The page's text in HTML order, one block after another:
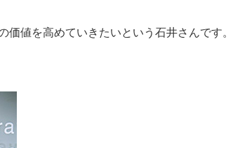
値を高めていきたいという石井さんです。